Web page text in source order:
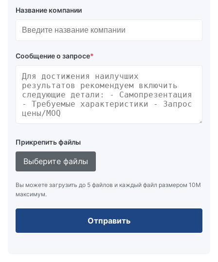
Название компании
Сообщение о запросе*
Прикрепить файлы
Выберите файлы
Вы можете загрузить до 5 файлов и каждый файл размером 10M
максимум.
Отправить